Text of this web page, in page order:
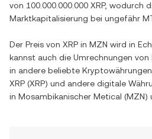
von 100.000.000.000 XRP, wodurch
Marktkapitalisierung bei ungefähr
Der Preis von XRP in MZN wird in
kannst auch die Umrechnungen von
in andere beliebte
XRP (XRP) und andere digitale
in Mosambikanischer Metical (MZN)